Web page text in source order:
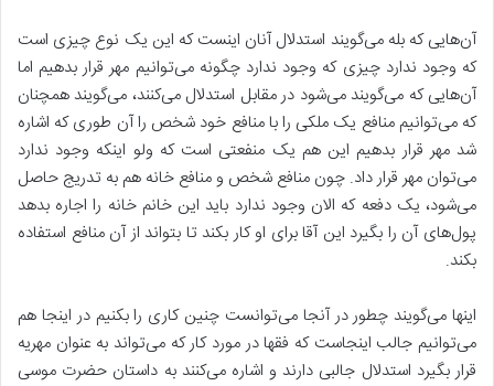
آن‌هایی که بله می‌گویند استدلال آنان اینست که این یک نوع چیزی است
که وجود ندارد چیزی که وجود ندارد چگونه می‌توانیم مهر قرار بدهیم اما
آن‌هایی که می‌گویند می‌شود در مقابل استدلال می‌کنند، می‌گویند همچنان
که می‌توانیم منافع یک ملکی را با منافع خود شخص را آن طوری که اشاره
شد مهر قرار بدهیم این هم یک منفعتی است که ولو اینکه وجود ندارد
می‌توان مهر قرار داد. چون منافع شخص و منافع خانه هم به تدریج حاصل
می‌شود، یک دفعه که الان وجود ندارد باید این خانم خانه را اجاره بدهد
پول‌های آن را بگیرد این آقا برای او کار بکند تا بتواند از آن منافع استفاده
بکند.
اینها می‌گویند چطور در آنجا می‌توانست چنین کاری را بکنیم در اینجا هم
می‌توانیم جالب اینجاست که فقها در مورد کار که می‌تواند به عنوان مهریه
قرار بگیرد استدلال جالبی دارند و اشاره می‌کنند به داستان حضرت موسی